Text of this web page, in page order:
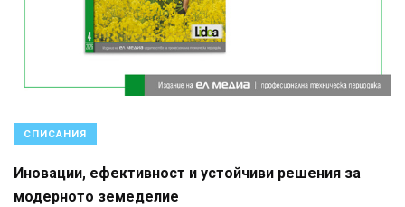
СПИСАНИЯ
Иновации, ефективност и устойчиви решения за
модерното земеделие